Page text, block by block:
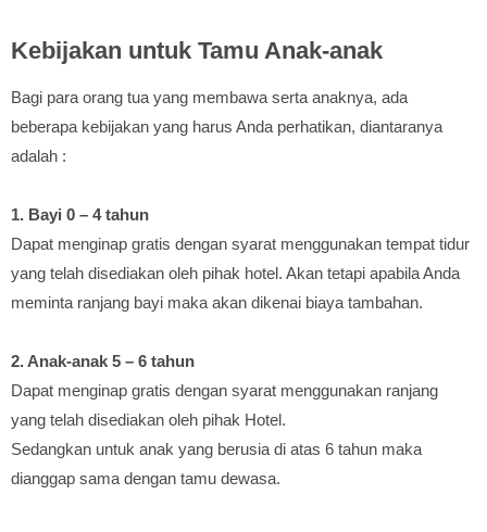
Kebijakan untuk Tamu Anak-anak
Bagi para orang tua yang membawa serta anaknya, ada
beberapa kebijakan yang harus Anda perhatikan, diantaranya
adalah :
1. Bayi 0 – 4 tahun
Dapat menginap gratis dengan syarat menggunakan tempat tidur
yang telah disediakan oleh pihak hotel. Akan tetapi apabila Anda
meminta ranjang bayi maka akan dikenai biaya tambahan.
2. Anak-anak 5 – 6 tahun
Dapat menginap gratis dengan syarat menggunakan ranjang
yang telah disediakan oleh pihak Hotel.
Sedangkan untuk anak yang berusia di atas 6 tahun maka
dianggap sama dengan tamu dewasa.